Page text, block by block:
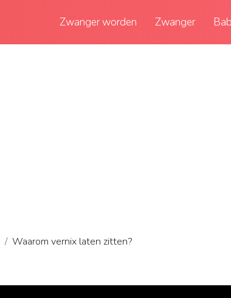
Zwanger worden Zwanger
Waarom vernix laten zitten?